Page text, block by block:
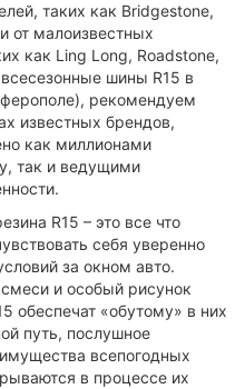
таких как Bridgestone,
от малоизвестных
как Ling Long, Roadstone,
шины R15 в
рекомендуем
известных брендов,
как миллионами
так и ведущими
R15 – это все что
себя уверенно
за окном авто.
и особый рисунок
обеспечат «обутому» в них
путь, послушное
всепогодных
в процессе их